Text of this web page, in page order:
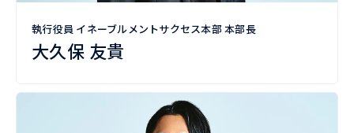
執行役員 イネーブルメントサクセス本部 本部長
大久保 友貴